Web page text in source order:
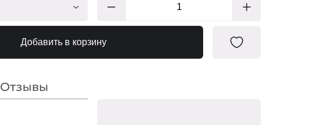
2400000659853
2400000659846
2400000659839
Добавить в корзину
Отзывы